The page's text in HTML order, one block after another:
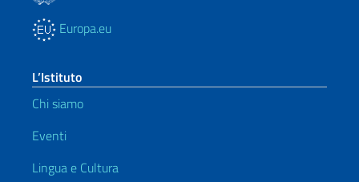
Europa.eu
L’Istituto
Chi siamo
Eventi
Lingua e Cultura